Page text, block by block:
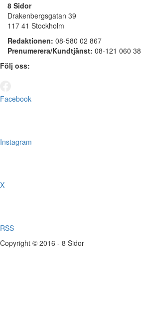
8 Sidor
Drakenbergsgatan 39
117 41 Stockholm
Redaktionen: 08-580 02 867
Prenumerera/Kundtjänst: 08-121 060 38
Följ oss:
Facebook
Instagram
X
RSS
Copyright © 2016 - 8 Sidor